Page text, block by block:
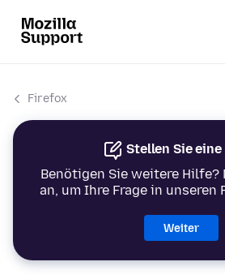
Firefox
Stellen Sie eine
Benötigen Sie weitere Hilfe?
an, um Ihre Frage in unseren
Weiter